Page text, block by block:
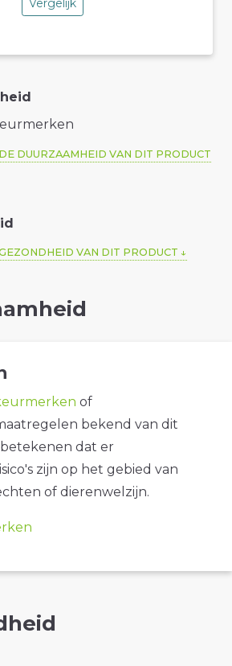
Vergelijk
DUURZAAMHEID VAN DIT PRODUCT
VAN DIT PRODUCT
of
bekend van dit
dat er
zijn op het gebied van
of dierenwelzijn.